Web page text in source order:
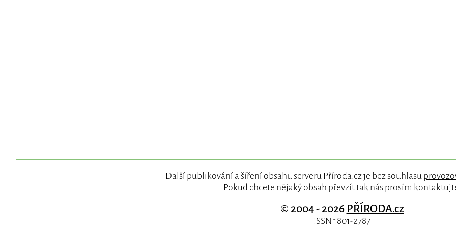
Další publikování a šíření obsahu serveru Příroda.cz je bez souhlasu
Pokud chcete nějaký obsah převzít tak nás prosím
© 2004 - 2026 PŘÍRODA.cz
ISSN 1801-2787